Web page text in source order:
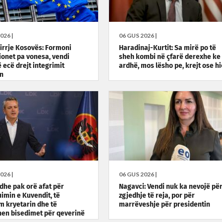
|
Kosovës: Formoni
pa vonesa, vendi
ecë drejt integrimit
06 GUS 2026 |
Haradinaj-Kurtit: Sa mirë po të
sheh kombi në çfarë derexhe ke
ardhë, mos lësho pe, krejt ose
|
pak orë afat për
e Kuvendit, të
kryetarin dhe të
bisedimet për qeverinë
06 GUS 2026 |
Nagavci: Vendi nuk ka nevojë për
zgjedhje të reja, por për
marrëveshje për presidentin